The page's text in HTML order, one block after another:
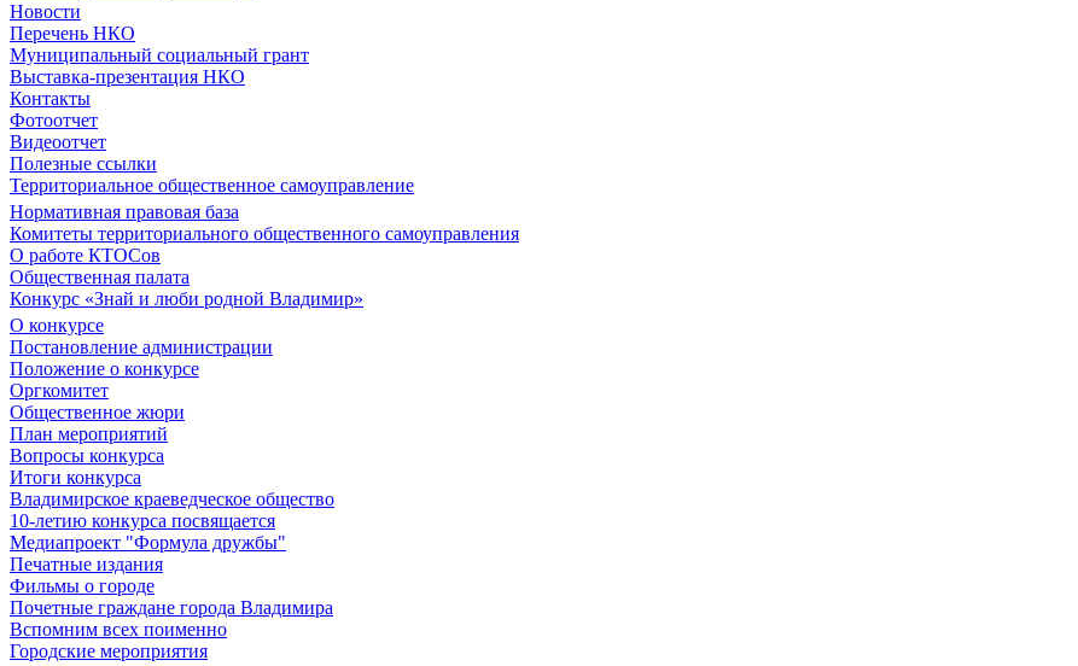
Новости
Перечень НКО
Муниципальный социальный грант
Выставка-презентация НКО
Контакты
Фотоотчет
Видеоотчет
Полезные ссылки
Территориальное общественное самоуправление
Нормативная правовая база
Комитеты территориального общественного самоуправления
О работе КТОСов
Общественная палата
Конкурс «Знай и люби родной Владимир»
О конкурсе
Постановление администрации
Положение о конкурсе
Оргкомитет
Общественное жюри
План мероприятий
Вопросы конкурса
Итоги конкурса
Владимирское краеведческое общество
10-летию конкурса посвящается
Медиапроект "Формула дружбы"
Печатные издания
Фильмы о городе
Почетные граждане города Владимира
Вспомним всех поименно
Городские мероприятия